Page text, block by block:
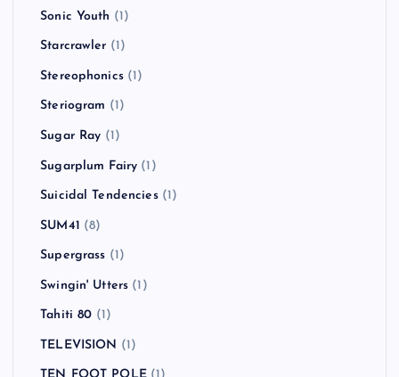
Sonic Youth (1)
Starcrawler (1)
Stereophonics(1)
Steriogram (1)
Sugar Ray (1)
Sugarplum Fairy (1)
Suicidal Tendencies(1)
SUM41 (8)
Supergrass (1)
Swingin' Utters (1)
Tahiti 80 (1)
TELEVISION (1)